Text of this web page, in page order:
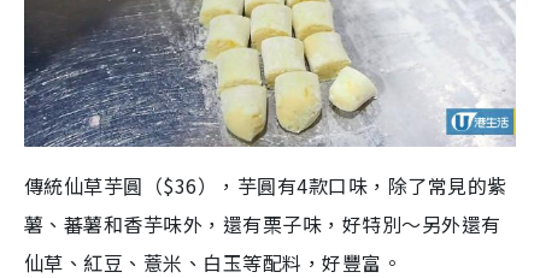
傳統仙草芋圓（$36），芋圓有4款口味，除了常見的紫
薯、蕃薯和香芋味外，還有栗子味，好特別～另外還有
仙草、紅豆、薏米、白玉等配料，好豐富。